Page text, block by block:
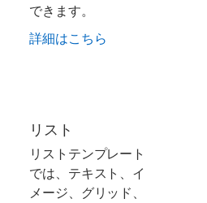
できます。
詳細はこちら
リスト
リストテンプレート
では、テキスト、イ
メージ、グリッド、